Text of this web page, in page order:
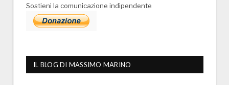
Sostieni la comunicazione indipendente
IL BLOG DI MASSIMO MARINO